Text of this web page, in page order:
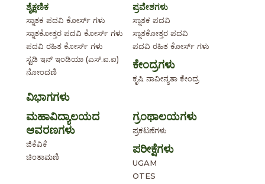
ಶೈಕ್ಷಣಿಕ
ಸ್ನಾತಕ ಪದವಿ ಕೋರ್ಸ್ ಗಳು
ಸ್ನಾತಕೋತ್ತರ ಪದವಿ ಕೋರ್ಸ್ ಗಳು
ಪದವಿ ರಹಿತ ಕೋರ್ಸ್ ಗಳು
ಸ್ಟಡಿ ಇನ್ ಇಂಡಿಯಾ (ಎಸ್.ಐ.ಐ)
ನೋಂದಣಿ
ಪ್ರವೇಶಗಳು
ಸ್ನಾತಕ ಪದವಿ
ಸ್ನಾತಕೋತ್ತರ ಪದವಿ
ಪದವಿ ರಹಿತ ಕೋರ್ಸ್ ಗಳು
ಕೇಂದ್ರಗಳು
ಕೃಷಿ ನಾವೀನ್ಯತಾ ಕೇಂದ್ರ
ವಿಭಾಗಗಳು
ಮಹಾವಿದ್ಯಾಲಯದ
ಆವರಣಗಳು
ಜಿಕೆವಿಕೆ
ಚಿಂತಾಮಣಿ
ಗ್ರಂಥಾಲಯಗಳು
ಪ್ರಕಟಣೆಗಳು
ಪರೀಕ್ಷೆಗಳು
UGAM
OTES